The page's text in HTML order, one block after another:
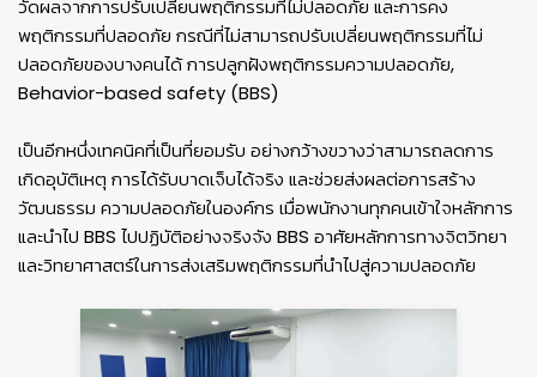
วัดผลจากการปรับเปลี่ยนพฤติกรรมที่ไม่ปลอดภัย และการคง
พฤติกรรมที่ปลอดภัย กรณีที่ไม่สามารถปรับเปลี่ยนพฤติกรรมที่ไม่
ปลอดภัยของบางคนได้ การปลูกฝังพฤติกรรมความปลอดภัย,
Behavior-based safety (BBS)
เป็นอีกหนึ่งเทคนิคที่เป็นที่ยอมรับ อย่างกว้างขวางว่าสามารถลดการ
เกิดอุบัติเหตุ การได้รับบาดเจ็บได้จริง และช่วยส่งผลต่อการสร้าง
วัฒนธรรม ความปลอดภัยในองค์กร เมื่อพนักงานทุกคนเข้าใจหลักการ
และนําไป BBS ไปปฏิบัติอย่างจริงจัง BBS อาศัยหลักการทางจิตวิทยา
และวิทยาศาสตร์ในการส่งเสริมพฤติกรรมที่นําไปสู่ความปลอดภัย